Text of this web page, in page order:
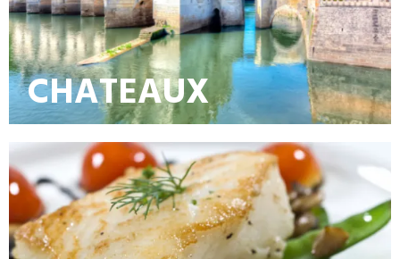
CHATEAUX